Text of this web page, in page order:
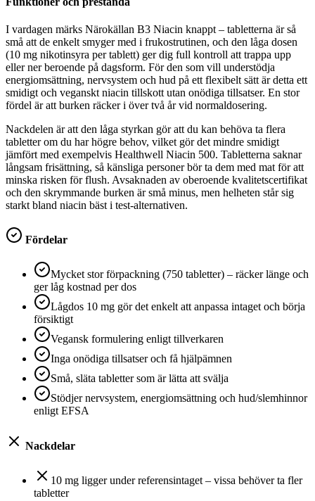
I vardagen märks Närokällan B3 Niacin knappt – tabletterna är så
små att de enkelt smyger med i frukostrutinen, och den låga dosen
(10 mg nikotinsyra per tablett) ger dig full kontroll att trappa upp
eller ner beroende på dagsform. För den som vill understödja
energiomsättning, nervsystem och hud på ett flexibelt sätt är detta ett
smidigt och veganskt niacin tillskott utan onödiga tillsatser. En stor
fördel är att burken räcker i över två år vid normaldosering.
Nackdelen är att den låga styrkan gör att du kan behöva ta flera
tabletter om du har högre behov, vilket gör det mindre smidigt
jämfört med exempelvis Healthwell Niacin 500. Tabletterna saknar
långsam frisättning, så känsliga personer bör ta dem med mat för att
minska risken för flush. Avsaknaden av oberoende kvalitetscertifikat
och den skrymmande burken är små minus, men helheten står sig
starkt bland niacin bäst i test-alternativen.
Fördelar
Mycket stor förpackning (750 tabletter) – räcker länge och
ger låg kostnad per dos
Lågdos 10 mg gör det enkelt att anpassa intaget och börja
försiktigt
Vegansk formulering enligt tillverkaren
Inga onödiga tillsatser och få hjälpämnen
Små, släta tabletter som är lätta att svälja
Stödjer nervsystem, energiomsättning och hud/slemhinnor
enligt EFSA
Nackdelar
10 mg ligger under referensintaget – vissa behöver ta fler
tabletter